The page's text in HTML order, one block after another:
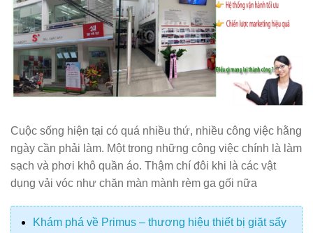
Cuộc sống hiện tại có quá nhiều thứ, nhiều công việc hằng
ngày cần phải làm. Một trong những công việc chính là làm
sạch và phơi khô quần áo. Thậm chí đôi khi là các vật
dụng vải vóc như chăn màn mành rèm ga gối nữa
Khám phá về Primus – thương hiệu thiết bị giặt sấy